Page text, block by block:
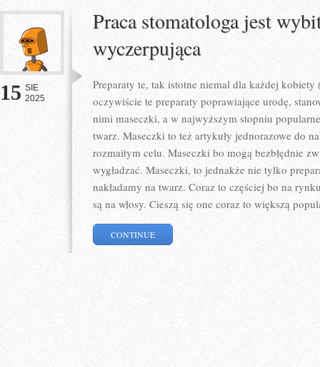
15 SIE
2025
Praca stomatologa jest
wyczerpująca
Preparaty te, tak istotne niemal dla każdej
oczywiście te preparaty poprawiające urodę,
nimi maseczki, a w najwyższym stopniu
twarz. Maseczki to też artykuły jednorazowe do
rozmaitym celu. Maseczki bo mogą bezbłędnie
wygładzać. Maseczki, to jednakże nie tylko
nakładamy na twarz. Coraz to częściej bo na
są na włosy. Cieszą się one coraz to większą
CONTINUE